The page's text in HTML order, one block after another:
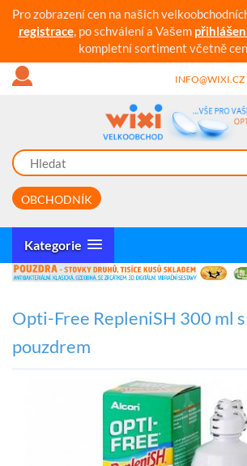
Pro zobrazení cen na našich
registrace, po schválení a Vašem
kompletní sortiment včetně
INFO@WIXI.CZ
OBCHODNÍK
Kategorie
Opti-Free RepleniSH 300 ml s
pouzdrem